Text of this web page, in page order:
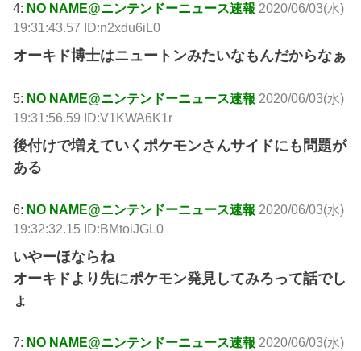
4: NO NAME@ニンテンドーニュース速報 2020/06/03(水)
19:31:43.57 ID:n2xdu6iL0
オーキド博士はニュートンみたいなもんだからなぁ
5: NO NAME@ニンテンドーニュース速報 2020/06/03(水)
19:31:56.59 ID:V1KWA6K1r
後付けで増えていくポケモンさんサイドにも問題が
ある
6: NO NAME@ニンテンドーニュース速報 2020/06/03(水)
19:32:32.15 ID:BMtoiJGL0
いやーほならね
オーキドより先にポケモン発見してみろって話でし
ょ
7: NO NAME@ニンテンドーニュース速報 2020/06/03(水)